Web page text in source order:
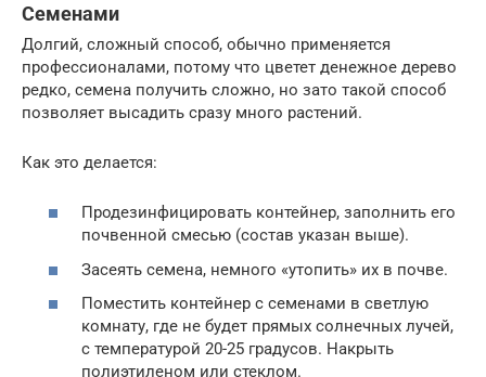
Семенами
Долгий, сложный способ, обычно применяется
профессионалами, потому что цветет денежное дерево
редко, семена получить сложно, но зато такой способ
позволяет высадить сразу много растений.
Как это делается:
Продезинфицировать контейнер, заполнить его
почвенной смесью (состав указан выше).
Засеять семена, немного «утопить» их в почве.
Поместить контейнер с семенами в светлую
комнату, где не будет прямых солнечных лучей,
с температурой 20-25 градусов. Накрыть
полиэтиленом или стеклом.